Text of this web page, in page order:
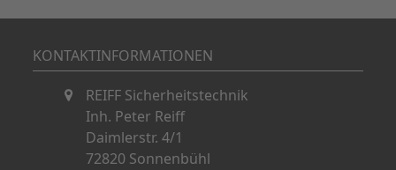
KONTAKTINFORMATIONEN
REIFF Sicherheitstechnik
Inh. Peter Reiff
Daimlerstr. 4/1
72820 Sonnenbühl